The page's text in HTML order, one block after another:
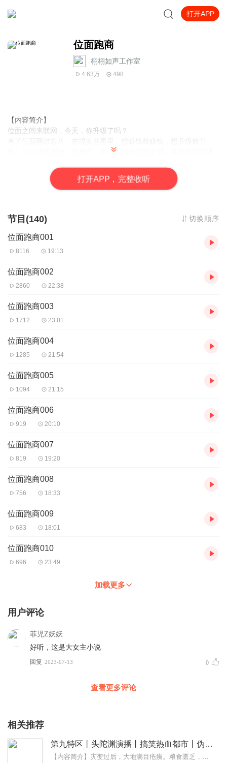
打开APP
位面跑商
栩栩如声工作室
4.63万 498
【内容简介】
位面之间来联网，今天，你升级了吗？
级，可以调戏宠物，炼丹药，杀鸡杀鸭也能爆宝贝。甚至还可以通
主播：予渔
【购买须知】
1、本作品为付费有声书，前48集为免费试听，购买成功后，即可收
2、版权归原作者所有，严禁翻录成任何形式，严禁在任何第三方平
面分享至微信内使用微信支付完成购买。
4、在购买过程中，如果您有任何问题，可以按以下步骤咨询在线客
服：
客服
第二步：如果您无法联系上APP内在线客服，可关注【喜马拉雅付
第三步：如果在线客服都未取得联系，也可拨打客服电话：400-
838-5616
打开APP，完整收听
节目(140) 切换顺序
位面跑商001
8116 19:13
位面跑商002
2860 22:38
位面跑商003
1712 23:01
位面跑商004
1285 21:54
位面跑商005
1094 21:15
位面跑商006
919 20:10
位面跑商007
819 19:20
位面跑商008
756 18:33
位面跑商009
683 18:01
位面跑商010
696 23:49
加载更多
用户评论
菲児Z妖妖
好听，这是大女主小说
回复 2023-07-13 0
查看更多评论
相关推荐
第九特区丨头陀渊演播丨搞笑热血都市丨伪戒丨VIP免费多人有声剧
【内容简介】灾变过后，大地满目疮痍。粮食匮乏，资源紧俏，局势混乱……一位从待规划区杀出来的青年，背对着漫天黄沙，孤身来到九区谋生，却不曾想偶然结识三五好友，一念...